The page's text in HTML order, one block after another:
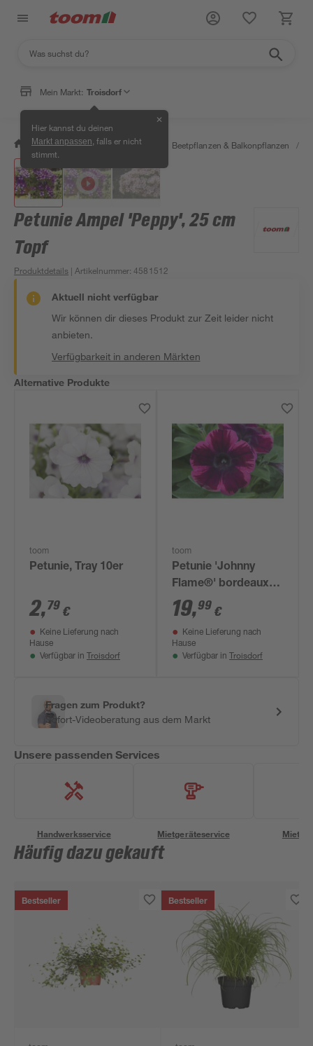
Mein Markt: Troisdorf
Hier kannst du deinen
Markt anpassen , falls er nicht
stimmt.
✕
/ Garten & Freizeit / Pflanzen Beetpflanzen & Balkonpflanzen /
Petunie Ampel 'Peppy', 25 cm
Topf
Produktdetails | Artikelnummer:4581512
Aktuell nicht verfügbar
Wir können dir dieses Produkt zur Zeit leider nicht
anbieten.
Verfügbarkeit in anderen Märkten
Alternative Produkte
toom
Petunie, Tray 10er
2,79 €
Keine Lieferung nach
Hause
Verfügbar in Troisdorf
toom
Petunie 'Johnny
Flame®' bordeaux
27 cm
Wasserspeicher-
Ampeltopf
19,99 €
Keine Lieferung nach
Hause
Verfügbar in Troisdorf
Fragen zum Produkt?
Sofort-Videoberatung aus dem Markt
Unsere passenden Services
Handwerksservice Mietgeräteservice
Häufig dazu gekauft
Bestseller Bestseller